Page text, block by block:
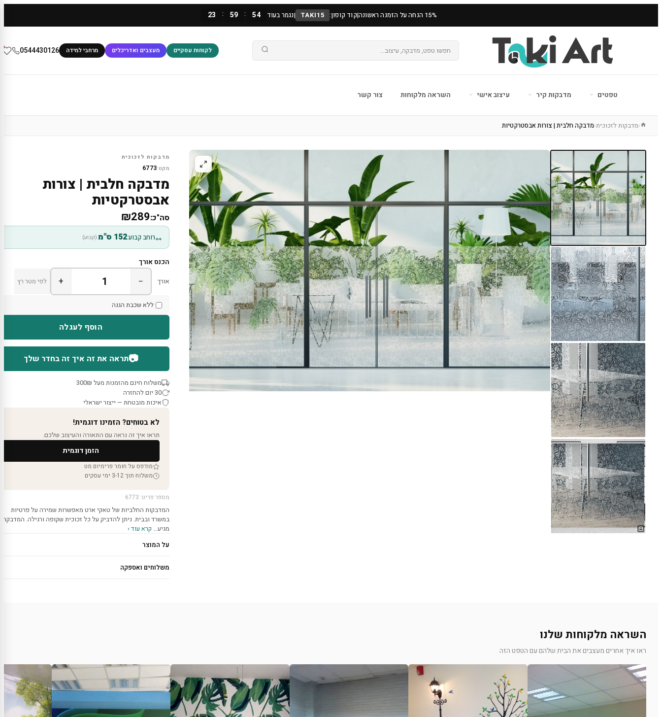
15% הנחה על הזמנה ראשונה |קוד קופון: TAKI15
|נגמר בעוד 23 : 59 : 53
לקוחות עסקיים מעצבים ואדריכלים מרחבי למידה 0544430126
טפטים מדבקות קיר עיצוב אישי השראה מלקוחות צור קשר
›מדבקות לזכוכית›מדבקה חלבית | צורות אבסטרקטיות
מדבקות לזכוכית
מקט:6773
מדבקה חלבית | צורות
אבסטרקטיות
סה"כ:₪289
רוחב קבוע:152 ס"מ (קבוע)
הכנס אורך
אורך −
+ לפי מטר רץ
ללא שכבת הגנה
הוסף לעגלה
📷תראה את זה איך זה בחדר שלך
משלוח חינם מהזמנות מעל 300₪
30 יום להחזרה
איכות מובטחת — ייצור ישראלי
לא בטוחים? הזמינו דוגמית!
תראו איך זה נראה עם התאורה והעיצוב שלכם.
הזמן דוגמית
מודפס על חומר פרימיום מט
משלוח תוך 3-12 ימי עסקים
מספר פריט: 6773
המדבקות החלביות של טאקי ארט מאפשרות שמירה על פרטיות
במשרד ובבית. ניתן להדביק על כל זכוכית שקופה ורגילה. המדבקה
מגיע… קרא עוד ›
על המוצר
משלוחים ואספקה
השראה מלקוחות שלנו
ראו איך אחרים מעצבים את הבית שלהם עם הטפט הזה